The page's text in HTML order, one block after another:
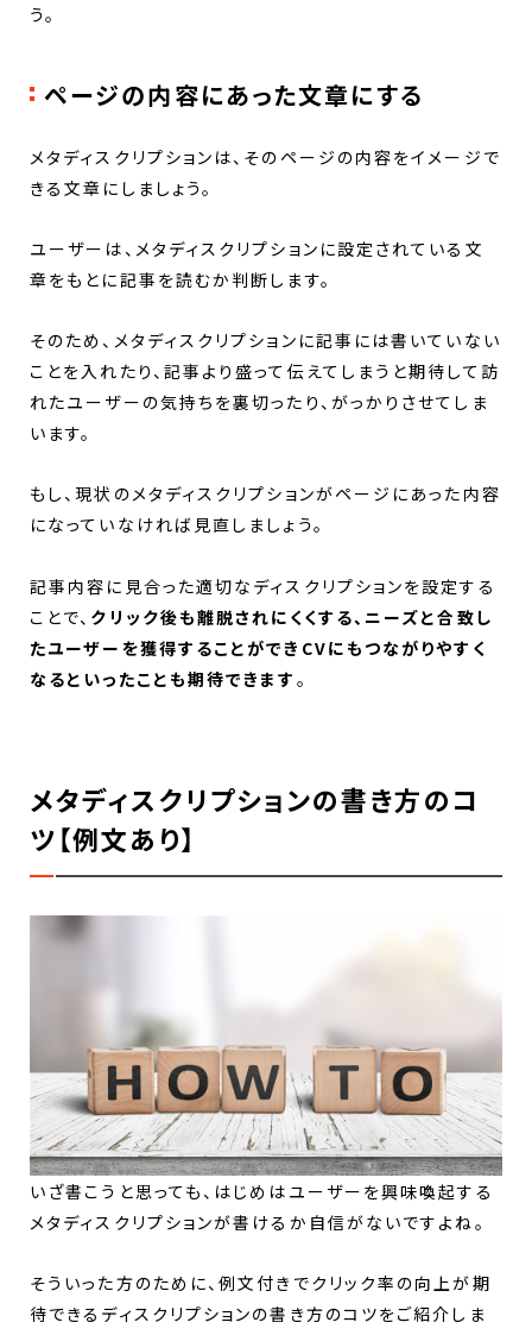
う。
ページの内容にあった文章にする
メタディスクリプションは、そのページの内容をイメージで
きる文章にしましょう。
ユーザーは、メタディスクリプションに設定されている文
章をもとに記事を読むか判断します。
そのため、メタディスクリプションに記事には書いていない
ことを入れたり、記事より盛って伝えてしまうと期待して訪
れたユーザーの気持ちを裏切ったり、がっかりさせてしま
います。
もし、現状のメタディスクリプションがページにあった内容
になっていなければ見直しましょう。
記事内容に見合った適切なディスクリプションを設定する
ことで、 クリック後も離脱されにくくする、ニーズと合致し
たユーザーを獲得することができCVにもつながりやすく
なるといったことも期待できます 。
メタディスクリプションの書き方のコ
ツ【例文あり】
いざ書こうと思っても、はじめはユーザーを興味喚起する
メタディスクリプションが書けるか自信がないですよね。
そういった方のために、例文付きでクリック率の向上が期
待できるディスクリプションの書き方のコツをご紹介しま